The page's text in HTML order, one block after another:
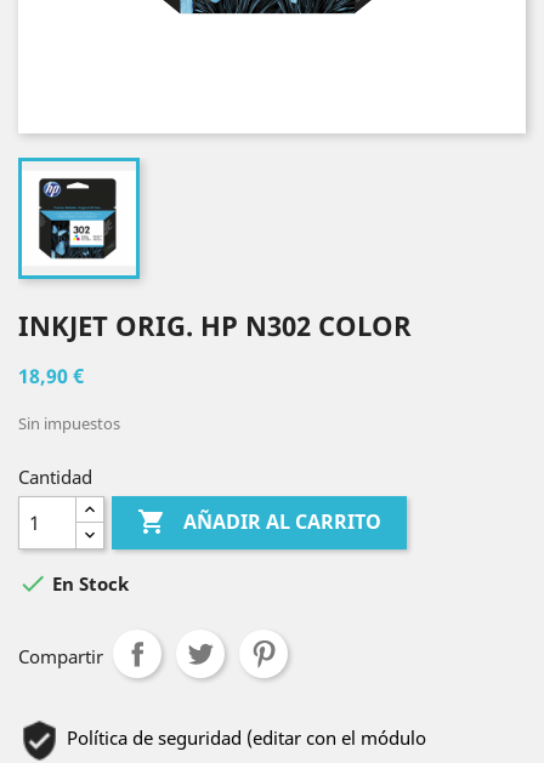
INKJET ORIG. HP N302 COLOR
18,90 €
Sin impuestos
Cantidad
 AÑADIR AL CARRITO
 En Stock
Compartir
Política de seguridad (editar con el módulo